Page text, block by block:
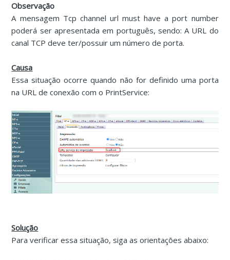
Observação
A mensagem Tcp channel url must have a port number
poderá ser apresentada em português, sendo: A URL do
canal TCP deve ter/possuir um número de porta.
Causa
Essa situação ocorre quando não for definido uma porta
na URL de conexão com o PrintService:
Solução
Para verificar essa situação, siga as orientações abaixo: